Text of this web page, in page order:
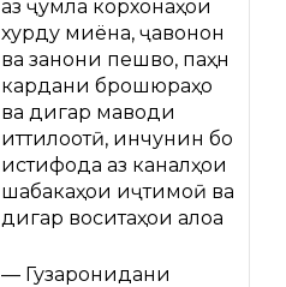
аз ҷумла корхонаҳои
хурду миёна, ҷавонон
ва занони пешво, паҳн
кардани брошюраҳо
ва дигар маводи
иттилоотӣ, инчунин бо
истифода аз каналҳои
шабакаҳои иҷтимоӣ ва
дигар воситаҳои алоқа
— Гузаронидани